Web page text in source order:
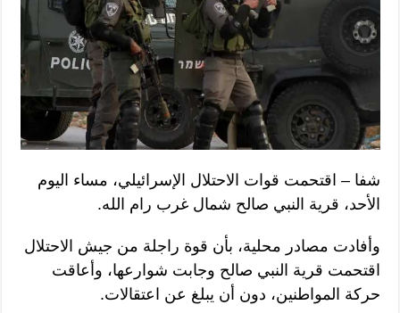
شفا – اقتحمت قوات الاحتلال الإسرائيلي، مساء اليوم
الأحد، قرية النبي صالح شمال غرب رام الله.
وأفادت مصادر محلية، بأن قوة راجلة من جيش الاحتلال
اقتحمت قرية النبي صالح وجابت شوارعها، وأعاقت
حركة المواطنين، دون أن يبلغ عن اعتقالات.